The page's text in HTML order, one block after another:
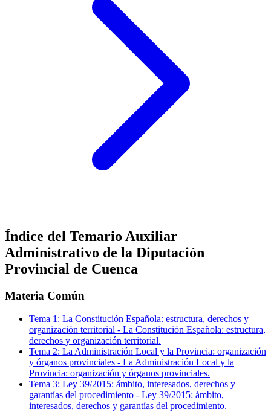
Índice del Temario Auxiliar
Administrativo de la Diputación
Provincial de Cuenca
Materia Común
Tema 1: La Constitución Española: estructura, derechos y
organización territorial - La Constitución Española: estructura,
derechos y organización territorial.
Tema 2: La Administración Local y la Provincia: organización
y órganos provinciales - La Administración Local y la
Provincia: organización y órganos provinciales.
Tema 3: Ley 39/2015: ámbito, interesados, derechos y
garantías del procedimiento - Ley 39/2015: ámbito,
interesados, derechos y garantías del procedimiento.